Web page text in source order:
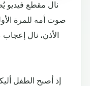
نال مقطع
صوت أمه للمرة
الأذن، نال
إذ أصبح الطفل